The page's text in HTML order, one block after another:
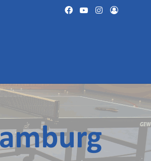
Facebook
YouTubeInstagramAnmelden